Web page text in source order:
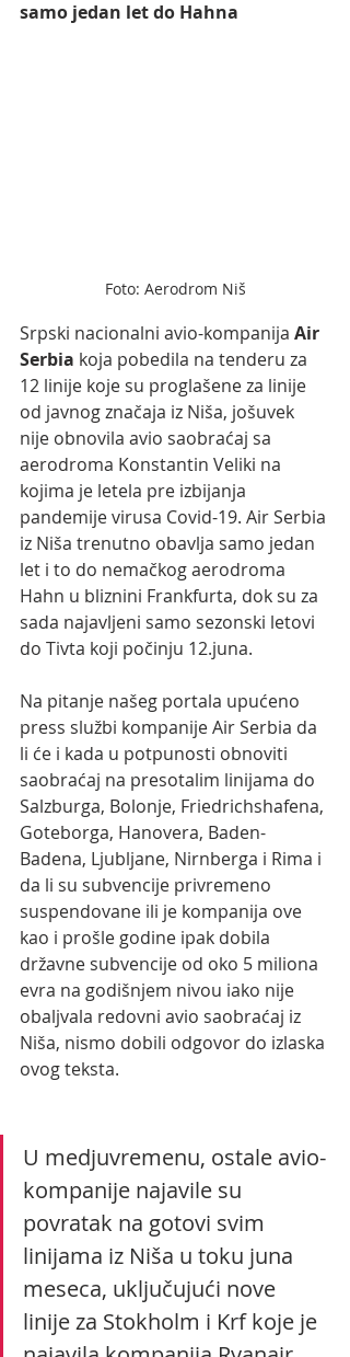
samo jedan let do Hahna
Foto: Aerodrom Niš
Srpski nacionalni avio-kompanija Air
Serbia koja pobedila na tenderu za
12 linije koje su proglašene za linije
od javnog značaja iz Niša, jošuvek
nije obnovila avio saobraćaj sa
aerodroma Konstantin Veliki na
kojima je letela pre izbijanja
pandemije virusa Covid-19. Air Serbia
iz Niša trenutno obavlja samo jedan
let i to do nemačkog aerodroma
Hahn u bliznini Frankfurta, dok su za
sada najavljeni samo sezonski letovi
do Tivta koji počinju 12.juna.
Na pitanje našeg portala upućeno
press službi kompanije Air Serbia da
li će i kada u potpunosti obnoviti
saobraćaj na presotalim linijama do
Salzburga, Bolonje, Friedrichshafena,
Goteborga, Hanovera, Baden-
Badena, Ljubljane, Nirnberga i Rima i
da li su subvencije privremeno
suspendovane ili je kompanija ove
kao i prošle godine ipak dobila
državne subvencije od oko 5 miliona
evra na godišnjem nivou iako nije
obaljvala redovni avio saobraćaj iz
Niša, nismo dobili odgovor do izlaska
ovog teksta.
U medjuvremenu, ostale avio-
kompanije najavile su
povratak na gotovi svim
linijama iz Niša u toku juna
meseca, uključujući nove
linije za Stokholm i Krf koje je